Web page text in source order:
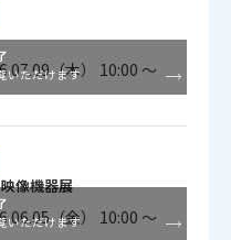
約1.0kg
（突起部
（木） 10:00 ～
いただけます
像機器展
（金） 10:00 ～
いただけます